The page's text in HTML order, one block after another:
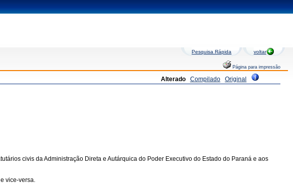
Pesquisa Rápida voltar
Página para impressão
Alterado Compilado Original
civis da Administração Direta e Autárquica do Poder Executivo do Estado do Paraná e aos
vice-versa.